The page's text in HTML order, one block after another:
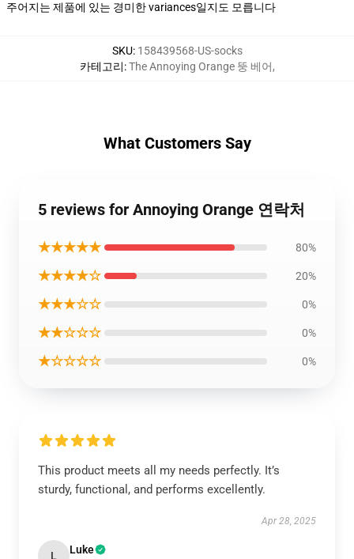
주어지는 제품에 있는 경미한 variances일지도 모릅니다
SKU: 158439568-US-socks
카테고리:The Annoying Orange 뚱 베어,
What Customers Say
5 reviews for Annoying Orange 연락처
★★★★★ 80%
★★★★☆ 20%
★★★☆☆ 0%
★★☆☆☆ 0%
★☆☆☆☆ 0%
This product meets all my needs perfectly. It’s
sturdy, functional, and performs excellently.
Apr 28, 2025
L Luke